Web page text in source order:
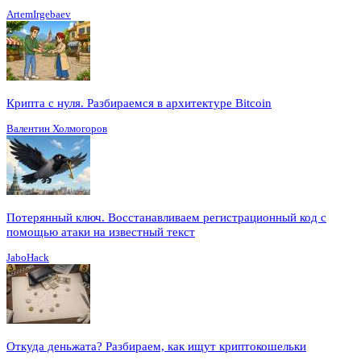
ArtemIrgebaev
Крипта с нуля. Разбираемся в архитектуре Bitcoin
Валентин Холмогоров
Потерянный ключ. Восстанавливаем регистрационный код с
помощью атаки на известный текст
JaboHack
Откуда деньжата? Разбираем, как ищут криптокошельки